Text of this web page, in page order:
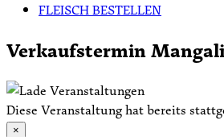
FLEISCH BESTELLEN
Verkaufstermin
Diese Veranstaltung hat bereits
×